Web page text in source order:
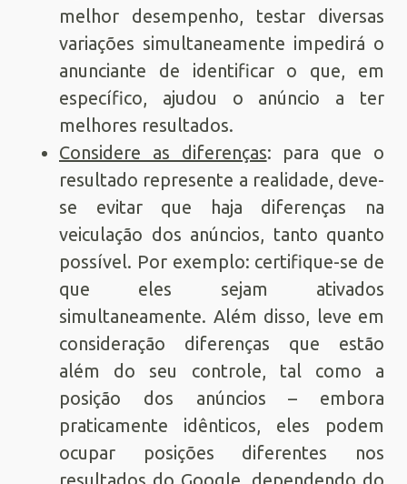
melhor desempenho, testar diversas
variações simultaneamente impedirá o
anunciante de identificar o que, em
específico, ajudou o anúncio a ter
melhores resultados.
Considere as diferenças: para que o
resultado represente a realidade, deve-
se evitar que haja diferenças na
veiculação dos anúncios, tanto quanto
possível. Por exemplo: certifique-se de
que eles sejam ativados
simultaneamente. Além disso, leve em
consideração diferenças que estão
além do seu controle, tal como a
posição dos anúncios – embora
praticamente idênticos, eles podem
ocupar posições diferentes nos
resultados do Google, dependendo do